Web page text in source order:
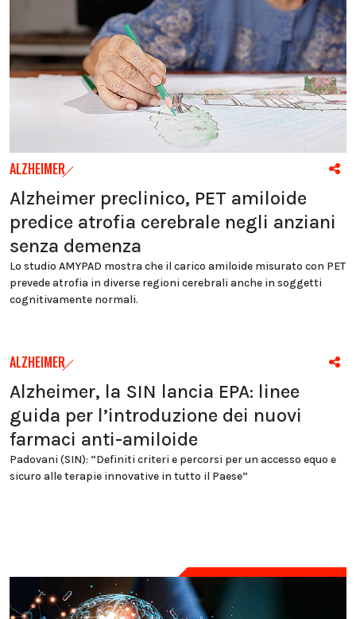
ALZHEIMER
Alzheimer preclinico, PET amiloide
predice atrofia cerebrale negli anziani
senza demenza
Lo studio AMYPAD mostra che il carico amiloide misurato con PET
prevede atrofia in diverse regioni cerebrali anche in soggetti
cognitivamente normali.
ALZHEIMER
Alzheimer, la SIN lancia EPA: linee
guida per l’introduzione dei nuovi
farmaci anti-amiloide
Padovani (SIN): “Definiti criteri e percorsi per un accesso equo e
sicuro alle terapie innovative in tutto il Paese”